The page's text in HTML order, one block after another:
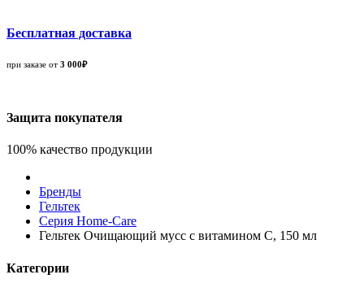
Бесплатная доставка
при заказе от 3 000₽
Защита покупателя
100% качество продукции
Бренды
Гельтек
Серия Home-Care
Гельтек Очищающий мусс с витамином С, 150 мл
Категории